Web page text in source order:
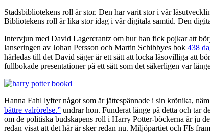
Stadsbibliotekens roll är stor. Den har varit stor i vår
Bibliotekens roll är lika stor idag i vår digitala samtid. Den
Intervjun med David Lagercrantz om hur han fick pojkar att
lanseringen av Johan Persson och Martin Schibbyes bok 438
härledas till det David säger är ett sätt att locka läsovilliga att
fullbokade presentationer på ett sätt som det säkerligen var
Hanna Fahl lyfter något som är jättespännade i sin krönika,
bättre valrörelse.” undrar hon. Funderat länge på detta och tar
om de politiska budskapens roll i Harry Potter-böckerna är ju
redan visat att det här är sker redan nu. Miljöpartiet och FIs